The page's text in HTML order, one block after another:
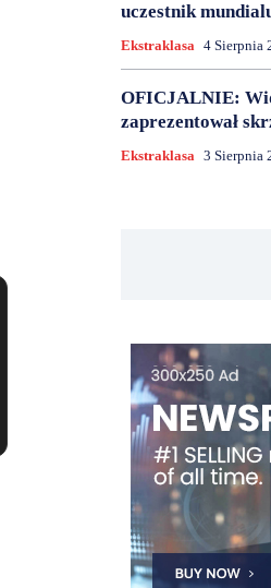
uczestnik
Ekstraklasa 4 Sierpnia
OFICJALNIE:
zaprezentował
Ekstraklasa 3 Sierpnia